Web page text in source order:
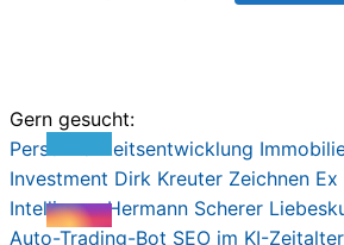
Gern gesucht:
Persönlichkeitsentwicklung
Investment Dirk Kreuter Zeichnen
Intelligenz Hermann Scherer
Auto-Trading-Bot SEO im KI-Zeitalter